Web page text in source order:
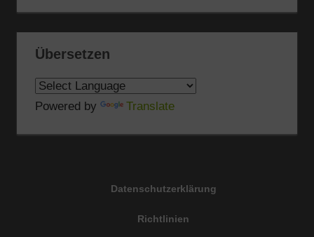
Übersetzen
Powered by Translate
Datenschutzerklärung
Richtlinien